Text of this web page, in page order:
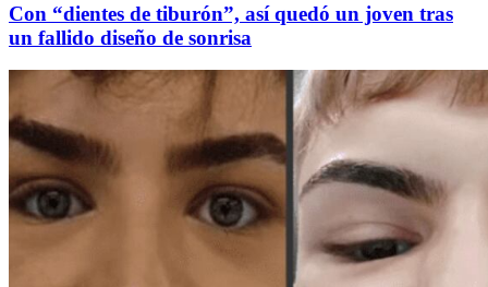
Con “dientes de tiburón”, así quedó un joven tras
un fallido diseño de sonrisa